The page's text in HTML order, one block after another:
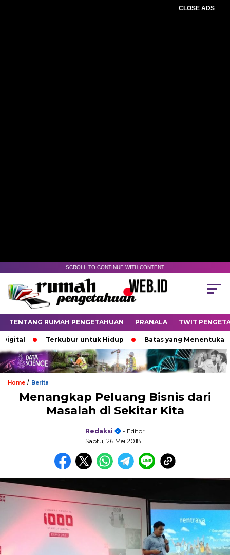
CLOSE ADS
SCROLL TO CONTINUE WITH CONTENT
TENTANG RUMAH PENGETAHUAN PRANALA TWIT
Terkubur untuk Hidup Batas yang Menentukan
Home / Berita
Menangkap Peluang Bisnis dari
Masalah di Sekitar Kita
Redaksi
- Editor
Sabtu, 26 Mei 2018